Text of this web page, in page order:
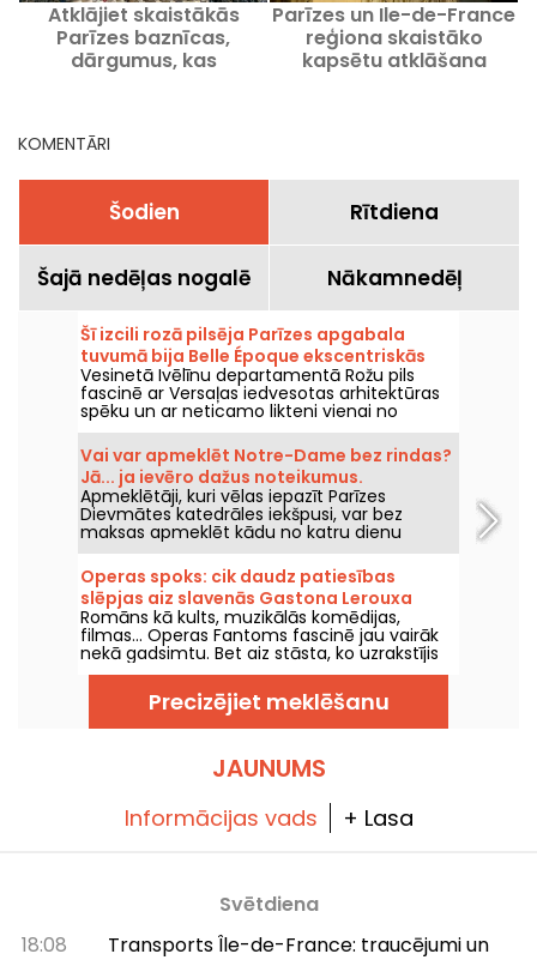
Atklājiet skaistākās
Parīzes baznīcas,
dārgumus, kas
Parīzes un Ile-de-France
reģiona skaistāko
kapsētu atklāšana
KOMENTĀRI
Šodien Rītdiena
Šajā nedēļas nogalē Nākamnedēļ
Šī izcili rozā pilsēja Parīzes apgabala
tuvumā bija Belle Époque ekscentriskās
marķīzes mājoklis.
Vesinetā Ivēlīnu departamentā Rožu pils
fascinē ar Versaļas iedvesotas arhitektūras
spēku un ar neticamo likteni vienai no
pilsētas slavenākajām iedzīvotājām: marķīzei
Luīzai Kasati, Belle Époque ekscentriskās
figūras.
Vai var apmeklēt Notre-Dame bez rindas?
Jā... ja ievēro dažus noteikumus.
Apmeklētāji, kuri vēlas iepazīt Parīzes
Dievmātes katedrāles iekšpusi, var bez
maksas apmeklēt kādu no katru dienu
svinētajiem dievkalpojumiem. Tā ir iespēja
ikvienam, ar nosacījumu, ka iegriežas
vispirms ar nolūku piedalīties dievkalpojumā
vai pilnībā ievērot tā gaitu. Tiek izskaidrots,
kas jums jāzina.
Operas spoks: cik daudz patiesības
slēpjas aiz slavenās Gastona Lerouxa
leģendas?
Romāns kā kults, muzikālās komēdijas,
filmas... Operas Fantoms fascinē jau vairāk
nekā gadsimtu. Bet aiz stāsta, ko uzrakstījis
Gaston Leroux, slēpjas vairāki īsti notikumi,
kas saistīti ar Garnjē pils. Lustera krišana,
noslēpums zemzemes ezerā, rezervētā
lože... Kas palicis no leģendas?
Precizējiet meklēšanu
JAUNUMS
Informācijas vads + Lasa
Svētdiena
18:08
Transports Île-de-France: traucējumi un